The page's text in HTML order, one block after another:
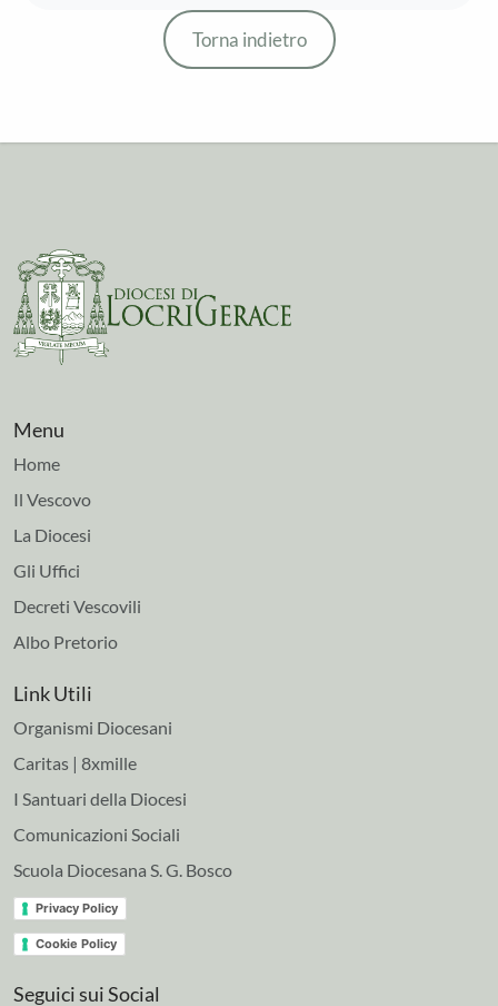
Torna indietro
Menu
Home
Il Vescovo
La Diocesi
Gli Uffici
Decreti Vescovili
Albo Pretorio
Link Utili
Organismi Diocesani
Caritas | 8xmille
I Santuari della Diocesi
Comunicazioni Sociali
Scuola Diocesana S. G. Bosco
Privacy Policy
Cookie Policy
Seguici sui Social